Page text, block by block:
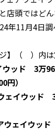
店頭ではど
年11月4日調
ジ】（ ）内
ウッド 3万
円）
ェイウッド
ウェイウッ